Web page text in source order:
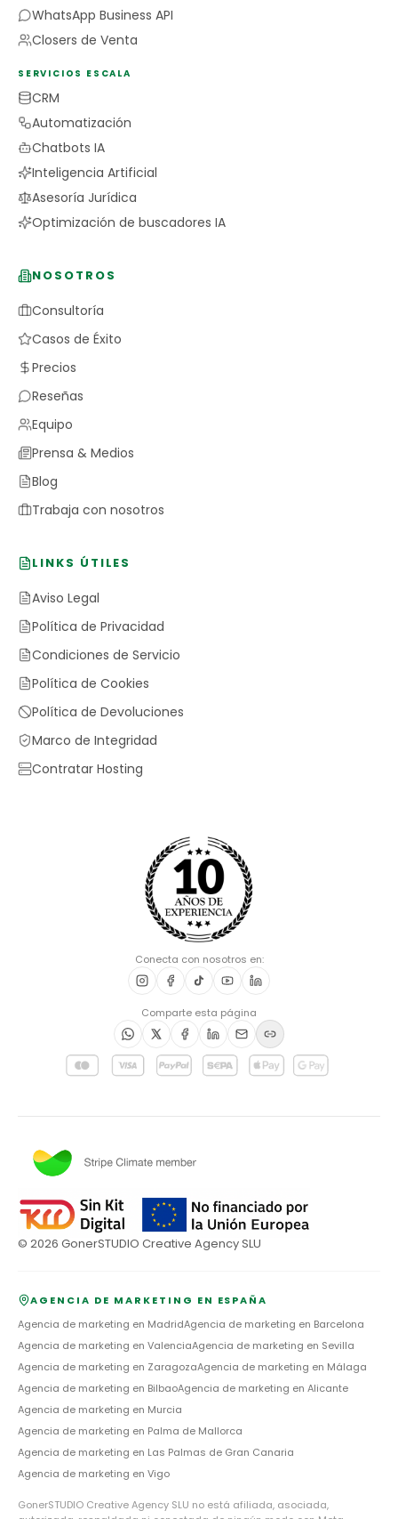
WhatsApp Business API
Closers de Venta
SERVICIOS ESCALA
CRM
Automatización
Chatbots IA
Inteligencia Artificial
Asesoría Jurídica
Optimización de buscadores IA
NOSOTROS
Consultoría
Casos de Éxito
Precios
Reseñas
Equipo
Prensa & Medios
Blog
Trabaja con nosotros
LINKS ÚTILES
Aviso Legal
Política de Privacidad
Condiciones de Servicio
Política de Cookies
Política de Devoluciones
Marco de Integridad
Contratar Hosting
Conecta con nosotros en:
Comparte esta página
© 2026 GonerSTUDIO Creative Agency SLU
AGENCIA DE MARKETING EN ESPAÑA
Agencia de marketing en MadridAgencia de marketing en Barcelona
Agencia de marketing en ValenciaAgencia de marketing en Sevilla
Agencia de marketing en ZaragozaAgencia de marketing en Málaga
Agencia de marketing en BilbaoAgencia de marketing en Alicante
Agencia de marketing en Murcia
Agencia de marketing en Palma de Mallorca
Agencia de marketing en Las Palmas de Gran Canaria
Agencia de marketing en Vigo
GonerSTUDIO Creative Agency SLU no está afiliada, asociada,